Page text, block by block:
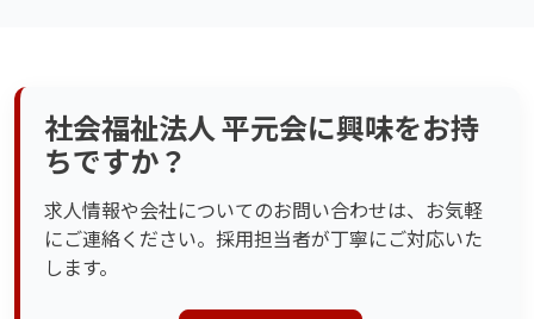
社会福祉法人 平元会に興味をお持
ちですか？
求人情報や会社についてのお問い合わせは、お気軽
にご連絡ください。採用担当者が丁寧にご対応いた
します。